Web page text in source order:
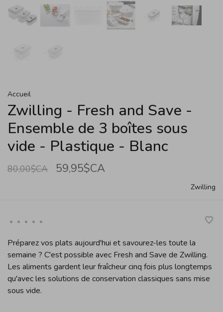
Accueil
Zwilling - Fresh and Save -
Ensemble de 3 boîtes sous
vide - Plastique - Blanc
80,00$CA 59,95$CA
Zwilling
• • • • •
Préparez vos plats aujourd'hui et savourez-les toute la
semaine ? C'est possible avec Fresh and Save de Zwilling.
Les aliments gardent leur fraîcheur cinq fois plus longtemps
qu'avec les solutions de conservation classiques sans mise
sous vide.